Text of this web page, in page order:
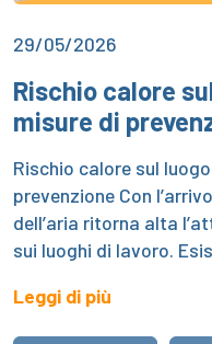
29/05/2026
Rischio calore
misure di
Rischio calore sul
prevenzione Con
dell’aria ritorna alta
sui luoghi di lavoro.
Leggi di più